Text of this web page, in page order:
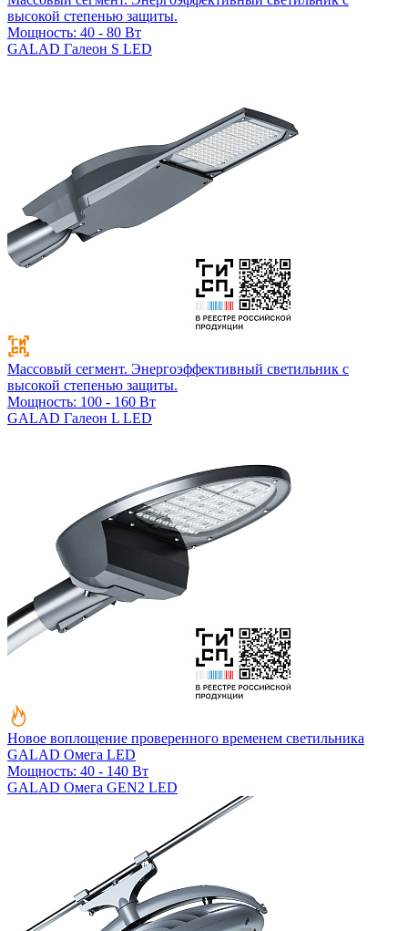
высокой степенью защиты.
Мощность: 40 - 80 Вт
GALAD Галеон S LED
Массовый сегмент. Энергоэффективный светильник с
высокой степенью защиты.
Мощность: 100 - 160 Вт
GALAD Галеон L LED
Новое воплощение проверенного временем светильника
GALAD Омега LED
Мощность: 40 - 140 Вт
GALAD Омега GEN2 LED